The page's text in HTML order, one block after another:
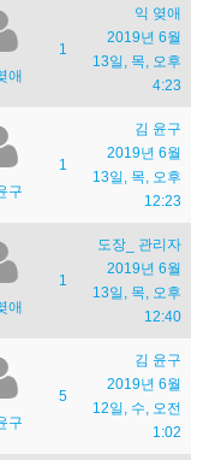
애
1
익 옂애
2019년 6월
13일, 목, 오후
4:23
구
1
김 윤구
2019년 6월
13일, 목, 오후
12:23
애
1
도장_ 관리자
2019년 6월
13일, 목, 오후
12:40
구
5
김 윤구
2019년 6월
12일, 수, 오전
1:02